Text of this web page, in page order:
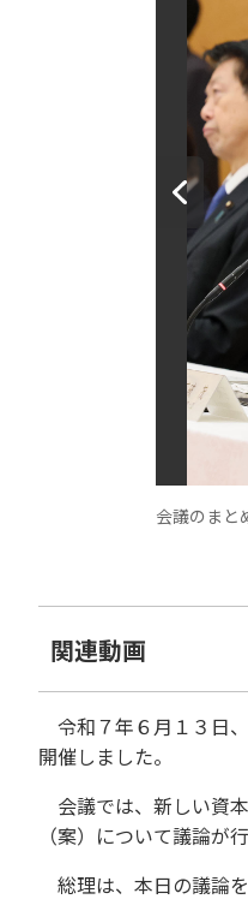
会議のまと
関連動画
令和７年６月１３日
開催しました。
会議では、新しい資
（案）について議論が
総理は、本日の議論